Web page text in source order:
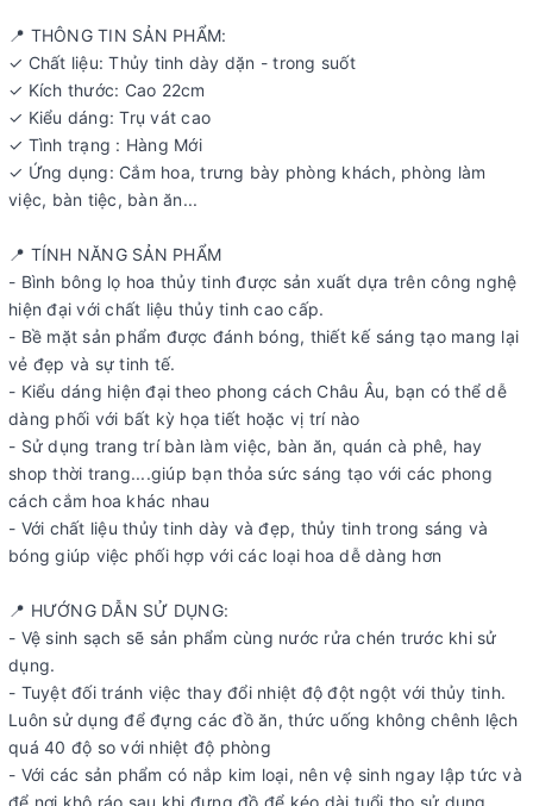
📍 THÔNG TIN SẢN PHẨM:
✓ Chất liệu: Thủy tinh dày dặn - trong suốt
✓ Kích thước: Cao 22cm
✓ Kiểu dáng: Trụ vát cao
✓ Tình trạng : Hàng Mới
✓ Ứng dụng: Cắm hoa, trưng bày phòng khách, phòng làm
việc, bàn tiệc, bàn ăn...
📍 TÍNH NĂNG SẢN PHẨM
- Bình bông lọ hoa thủy tinh được sản xuất dựa trên công nghệ
hiện đại với chất liệu thủy tinh cao cấp.
- Bề mặt sản phẩm được đánh bóng, thiết kế sáng tạo mang lại
vẻ đẹp và sự tinh tế.
- Kiểu dáng hiện đại theo phong cách Châu Âu, bạn có thể dễ
dàng phối với bất kỳ họa tiết hoặc vị trí nào
- Sử dụng trang trí bàn làm việc, bàn ăn, quán cà phê, hay
shop thời trang....giúp bạn thỏa sức sáng tạo với các phong
cách cắm hoa khác nhau
- Với chất liệu thủy tinh dày và đẹp, thủy tinh trong sáng và
bóng giúp việc phối hợp với các loại hoa dễ dàng hơn
📍 HƯỚNG DẪN SỬ DỤNG:
- Vệ sinh sạch sẽ sản phẩm cùng nước rửa chén trước khi sử
dụng.
- Tuyệt đối tránh việc thay đổi nhiệt độ đột ngột với thủy tinh.
Luôn sử dụng để đựng các đồ ăn, thức uống không chênh lệch
quá 40 độ so với nhiệt độ phòng
- Với các sản phẩm có nắp kim loại, nên vệ sinh ngay lập tức và
để nơi khô ráo sau khi đựng đồ để kéo dài tuổi thọ sử dụng